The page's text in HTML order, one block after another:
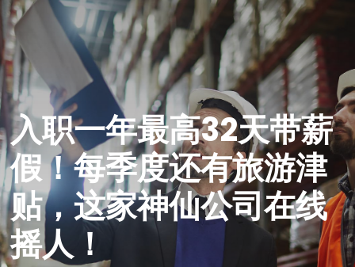
入职一年最高32天带薪
假！每季度还有旅游津
贴，这家神仙公司在线
摇人！